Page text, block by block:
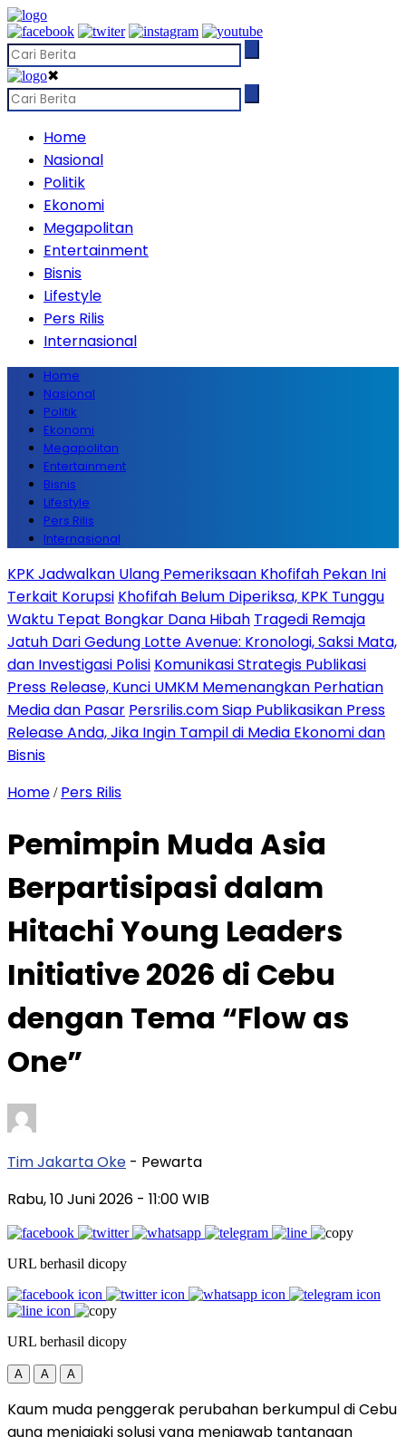
✖
Home
Nasional
Politik
Ekonomi
Megapolitan
Entertainment
Bisnis
Lifestyle
Pers Rilis
Internasional
Home
Nasional
Politik
Ekonomi
Megapolitan
Entertainment
Bisnis
Lifestyle
Pers Rilis
Internasional
KPK Jadwalkan Ulang Pemeriksaan Khofifah Pekan Ini
Terkait Korupsi Khofifah Belum Diperiksa, KPK Tunggu
Waktu Tepat Bongkar Dana Hibah Tragedi Remaja
Jatuh Dari Gedung Lotte Avenue: Kronologi, Saksi Mata,
dan Investigasi Polisi Komunikasi Strategis Publikasi
Press Release, Kunci UMKM Memenangkan Perhatian
Media dan Pasar Persrilis.com Siap Publikasikan Press
Release Anda, Jika Ingin Tampil di Media Ekonomi dan
Bisnis
Home / Pers Rilis
Pemimpin Muda Asia
Berpartisipasi dalam
Hitachi Young Leaders
Initiative 2026 di Cebu
dengan Tema “Flow as
One”
Tim Jakarta Oke - Pewarta
Rabu, 10 Juni 2026 - 11:00 WIB
URL berhasil dicopy
URL berhasil dicopy
A A A
Kaum muda penggerak perubahan berkumpul di Cebu
guna menjajaki solusi yang menjawab tantangan